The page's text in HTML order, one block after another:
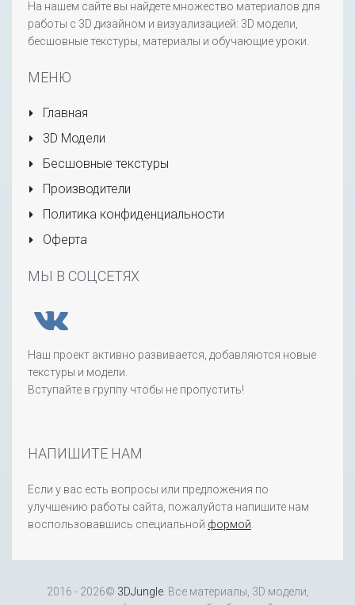
На нашем сайте вы найдете множество материалов для
работы с 3D дизайном и визуализацией: 3D модели,
бесшовные текстуры, материалы и обучающие уроки.
МЕНЮ
Главная
3D Модели
Бесшовные текстуры
Производители
Политика конфиденциальности
Оферта
МЫ В СОЦСЕТЯХ
Наш проект активно развивается, добавляются новые
текстуры и модели.
Вступайте в группу чтобы не пропустить!
НАПИШИТЕ НАМ
Если у вас есть вопросы или предложения по
улучшению работы сайта, пожалуйста напишите нам
воспользовавшись специальной формой
2016 - 2026© 3DJungle. Все материалы, 3D модели,